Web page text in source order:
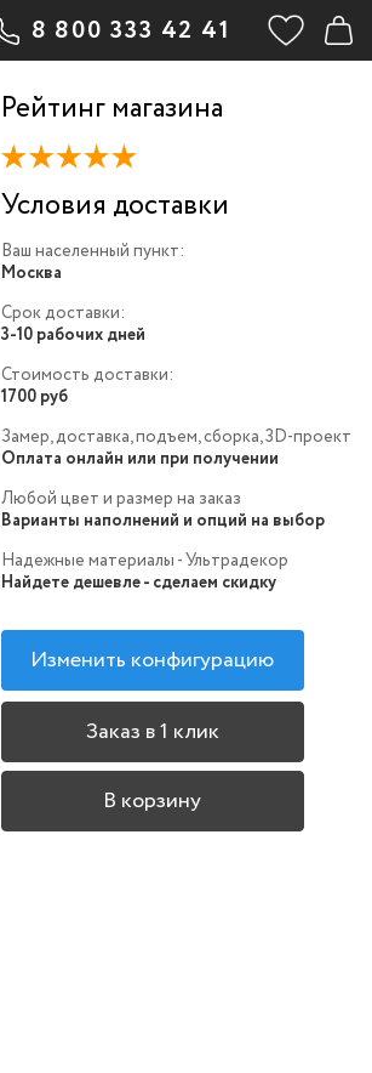
8 800 333 42 41
Рейтинг магазина
Условия доставки
Ваш населенный пункт:
Москва
Срок доставки:
3-10 рабочих дней
Стоимость доставки:
1700 руб
Замер, доставка, подъем, сборка, 3D-проект
Оплата онлайн или при получении
Любой цвет и размер на заказ
Варианты наполнений и опций на выбор
Надежные материалы - Ультрадекор
Найдете дешевле - сделаем скидку
Изменить конфигурацию
Заказ в 1 клик
В корзину